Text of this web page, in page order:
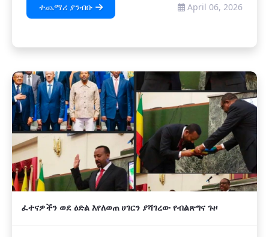
ተጨማሪ ያንብቡ April 06, 2026
ፈተናዎችን ወደ ዕድል እየለወጠ ሀገርን ያሻገረው የብልጽግና ጉዞ